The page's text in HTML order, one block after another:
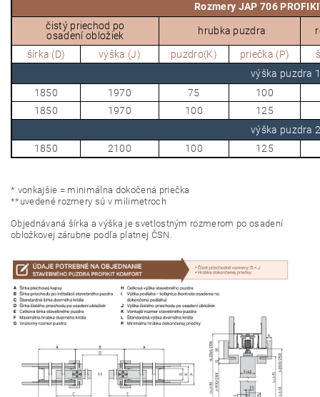
Rozmery JAP 706
čistý priechod po
osadení obložiek
hrubka puzdra
šírka (D) výška (J) puzdro(K) priečka (P)
výška puzdra
1850
1970 75
100
1850
1970 100
125
výška puzdra
1850
2100 100 125
* vonkajšie = minimálna dokočená priečka
**uvedené rozmery sú v milimetroch
Objednávaná šírka a výška je svetlostným rozmerom po osadení
obložkovej zárubne podľa platnej ČSN.